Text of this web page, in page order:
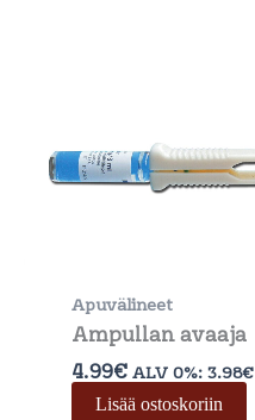
Apuvälineet
Ampullan avaaja
4.99€ ALV 0%:3.98€
Lisää ostoskoriin